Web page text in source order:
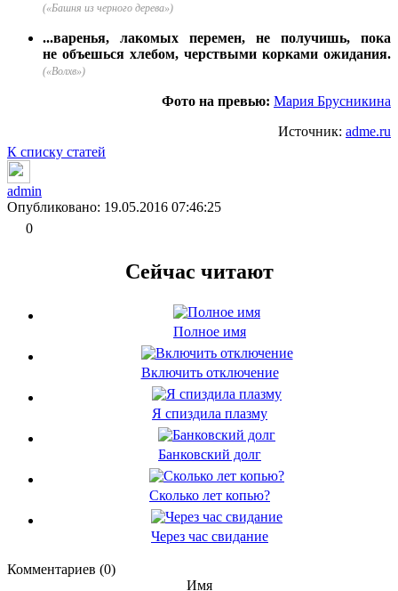
(«Башня из черного дерева»)
...варенья, лакомых перемен, не получишь, пока
не объешься хлебом, черствыми корками ожидания.
(«Волхв»)
Фото на превью: Мария Брусникина
Источник: adme.ru
К списку статей
admin
Опубликовано: 19.05.2016 07:46:25
0
Сейчас читают
Полное имя
Включить отключение
Я спиздила плазму
Банковский долг
Сколько лет копью?
Через час свидание
Комментариев (0)
Имя